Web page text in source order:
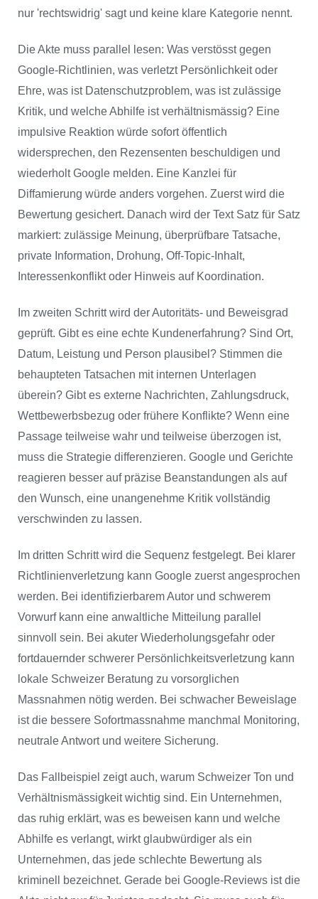
nur 'rechtswidrig' sagt und keine klare Kategorie nennt.
Die Akte muss parallel lesen: Was verstösst gegen
Google-Richtlinien, was verletzt Persönlichkeit oder
Ehre, was ist Datenschutzproblem, was ist zulässige
Kritik, und welche Abhilfe ist verhältnismässig? Eine
impulsive Reaktion würde sofort öffentlich
widersprechen, den Rezensenten beschuldigen und
wiederholt Google melden. Eine Kanzlei für
Diffamierung würde anders vorgehen. Zuerst wird die
Bewertung gesichert. Danach wird der Text Satz für Satz
markiert: zulässige Meinung, überprüfbare Tatsache,
private Information, Drohung, Off-Topic-Inhalt,
Interessenkonflikt oder Hinweis auf Koordination.
Im zweiten Schritt wird der Autoritäts- und Beweisgrad
geprüft. Gibt es eine echte Kundenerfahrung? Sind Ort,
Datum, Leistung und Person plausibel? Stimmen die
behaupteten Tatsachen mit internen Unterlagen
überein? Gibt es externe Nachrichten, Zahlungsdruck,
Wettbewerbsbezug oder frühere Konflikte? Wenn eine
Passage teilweise wahr und teilweise überzogen ist,
muss die Strategie differenzieren. Google und Gerichte
reagieren besser auf präzise Beanstandungen als auf
den Wunsch, eine unangenehme Kritik vollständig
verschwinden zu lassen.
Im dritten Schritt wird die Sequenz festgelegt. Bei klarer
Richtlinienverletzung kann Google zuerst angesprochen
werden. Bei identifizierbarem Autor und schwerem
Vorwurf kann eine anwaltliche Mitteilung parallel
sinnvoll sein. Bei akuter Wiederholungsgefahr oder
fortdauernder schwerer Persönlichkeitsverletzung kann
lokale Schweizer Beratung zu vorsorglichen
Massnahmen nötig werden. Bei schwacher Beweislage
ist die bessere Sofortmassnahme manchmal Monitoring,
neutrale Antwort und weitere Sicherung.
Das Fallbeispiel zeigt auch, warum Schweizer Ton und
Verhältnismässigkeit wichtig sind. Ein Unternehmen,
das ruhig erklärt, was es beweisen kann und welche
Abhilfe es verlangt, wirkt glaubwürdiger als ein
Unternehmen, das jede schlechte Bewertung als
kriminell bezeichnet. Gerade bei Google-Reviews ist die